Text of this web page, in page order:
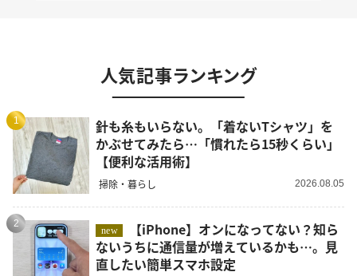
人気記事ランキング
1
針も糸もいらない。「着ないTシャツ」を
かぶせてみたら…「慣れたら15秒くらい」
【便利な活用術】
掃除・暮らし 2026.08.05
2
new
ないうちに通信量が増えているかも…。見
直したい簡単スマホ設定